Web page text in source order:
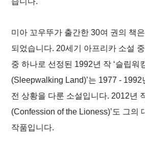
미아 꼬우뚜가 출간한 30여 권의 책
되었습니다. 20세기 아프리카 소설
중 하나로 선정된 1992년 작 ‘슬립워
(Sleepwalking Land)’는 1977 -
전 상황을 다룬 소설입니다. 2012년
(Confession of the Lioness)’도 그의
작품입니다.